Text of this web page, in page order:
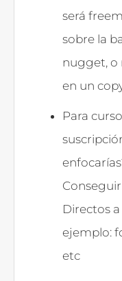
será
sobre la
nugget, o
en un
Para
Directos
ejemplo:
etc